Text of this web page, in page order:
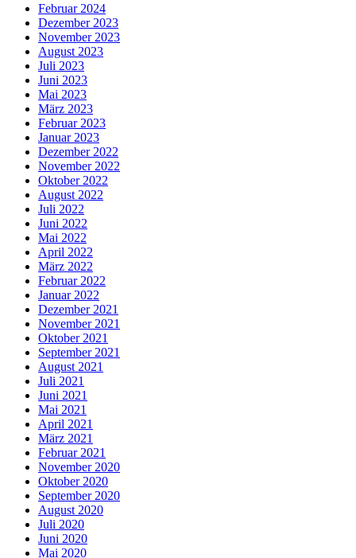
Februar 2024
Dezember 2023
November 2023
August 2023
Juli 2023
Juni 2023
Mai 2023
März 2023
Februar 2023
Januar 2023
Dezember 2022
November 2022
Oktober 2022
August 2022
Juli 2022
Juni 2022
Mai 2022
April 2022
März 2022
Februar 2022
Januar 2022
Dezember 2021
November 2021
Oktober 2021
September 2021
August 2021
Juli 2021
Juni 2021
Mai 2021
April 2021
März 2021
Februar 2021
November 2020
Oktober 2020
September 2020
August 2020
Juli 2020
Juni 2020
Mai 2020